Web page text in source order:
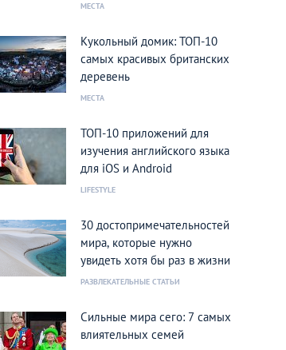
МЕСТА
Кукольный домик: ТОП-10
самых красивых британских
деревень
МЕСТА
ТОП-10 приложений для
изучения английского языка
для iOS и Android
LIFESTYLE
30 достопримечательностей
мира, которые нужно
увидеть хотя бы раз в жизни
РАЗВЛЕКАТЕЛЬНЫЕ СТАТЬИ
Сильные мира сего: 7 самых
влиятельных семей